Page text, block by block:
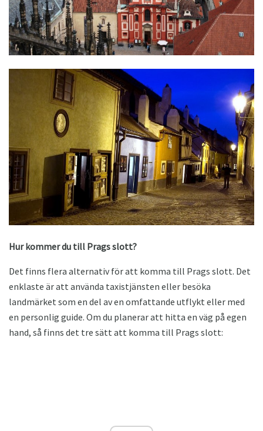
Hur kommer du till Prags slott?
Det finns flera alternativ för att komma till Prags slott. Det
enklaste är att använda taxistjänsten eller besöka
landmärket som en del av en omfattande utflykt eller med
en personlig guide. Om du planerar att hitta en väg på egen
hand, så finns det tre sätt att komma till Prags slott: